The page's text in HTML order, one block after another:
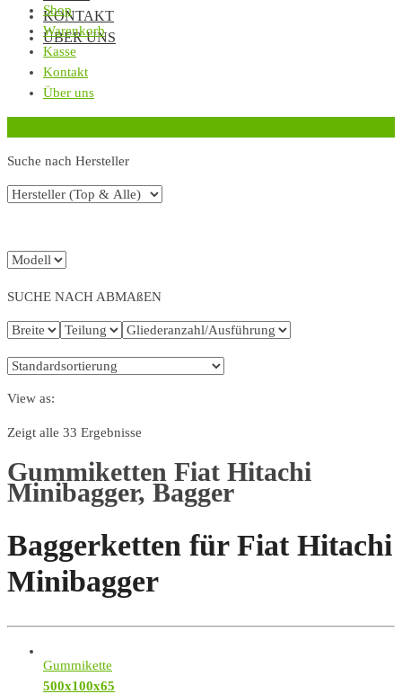
KONTAKT
ÜBER UNS
Shop
Warenkorb
Kasse
Kontakt
Über uns
Suche nach Hersteller
SUCHE NACH ABMAßEN
View as:
Zeigt alle 33 Ergebnisse
Gummiketten Fiat Hitachi
Minibagger, Bagger
Baggerketten für Fiat Hitachi
Minibagger
Gummikette
500x100x65